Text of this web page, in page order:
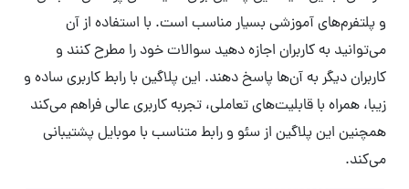
و پلتفرم‌های آموزشی بسیار مناسب است. با استفاده از آن
می‌توانید به کاربران اجازه دهید سوالات خود را مطرح کنند و
کاربران دیگر به آن‌ها پاسخ دهند. این پلاگین با رابط کاربری ساده و
زیبا، همراه با قابلیت‌های تعاملی، تجربه کاربری عالی فراهم می‌کند
همچنین این پلاگین از سئو و رابط متناسب با موبایل پشتیبانی
می‌کند.